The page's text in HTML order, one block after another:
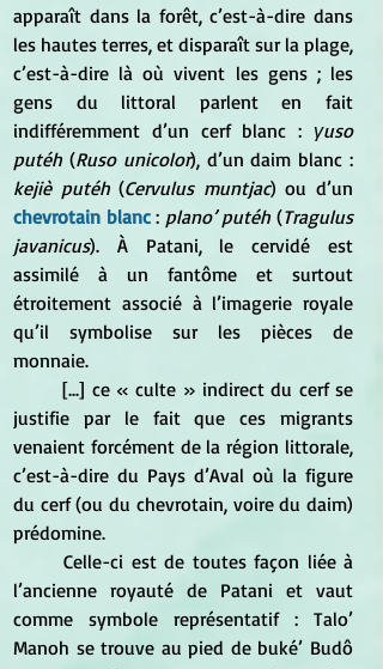
apparaît dans la forêt, c’est-à-dire dans
les hautes terres, et disparaît sur la plage,
c’est-à-dire là où vivent les gens ; les
gens du littoral parlent en fait
indifféremment d’un cerf blanc : γuso
putéh (Ruso unicolor
kejiè putéh (Cervulus muntjac
chevrotain blanc : plano’ putéh (Tragulus
javanicus). À Patani, le cervidé est
assimilé à un fantôme et surtout
étroitement associé à l’imagerie royale
qu’il symbolise sur les pièces de
monnaie.
	[...] ce « culte » indirect du cerf se
justifie par le fait que ces migrants
venaient forcément de la région littorale,
c’est-à-dire du Pays d’Aval où la figure
du cerf (ou du chevrotain, voire du daim)
prédomine.
	Celle-ci est de toutes façon liée à
l’ancienne royauté de Patani et vaut
comme symbole représentatif : Talo’
Manoh se trouve au pied de buké’ Budô